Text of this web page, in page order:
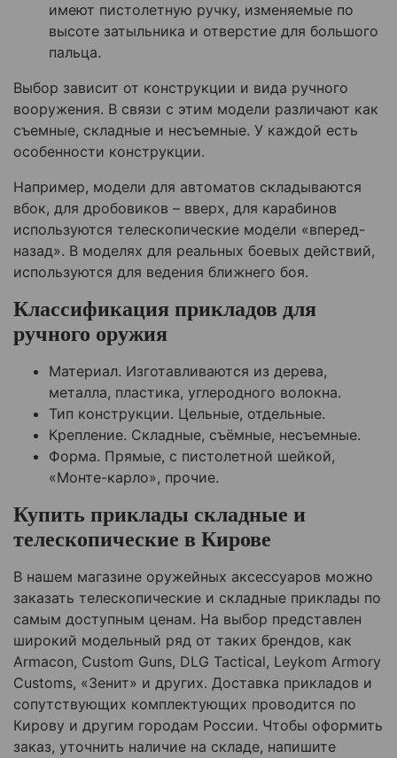
имеют пистолетную ручку, изменяемые по
высоте затыльника и отверстие для большого
пальца.
Выбор зависит от конструкции и вида ручного
вооружения. В связи с этим модели различают как
съемные, складные и несъемные. У каждой есть
особенности конструкции.
Например, модели для автоматов складываются
вбок, для дробовиков – вверх, для карабинов
используются телескопические модели «вперед-
назад». В моделях для реальных боевых действий,
используются для ведения ближнего боя.
Классификация прикладов для
ручного оружия
Материал. Изготавливаются из дерева,
металла, пластика, углеродного волокна.
Тип конструкции. Цельные, отдельные.
Крепление. Складные, съёмные, несъемные.
Форма. Прямые, с пистолетной шейкой,
«Монте-карло», прочие.
Купить приклады складные и
телескопические в Кирове
В нашем магазине оружейных аксессуаров можно
заказать телескопические и складные приклады по
самым доступным ценам. На выбор представлен
широкий модельный ряд от таких брендов, как
Armacon, Custom Guns, DLG Tactical, Leykom Armory
Customs, «Зенит» и других. Доставка прикладов и
сопутствующих комплектующих проводится по
Кирову и другим городам России. Чтобы оформить
заказ, уточнить наличие на складе, напишите